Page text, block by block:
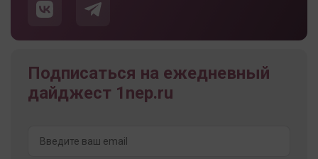
Подписаться на ежедневный
дайджест 1nep.ru